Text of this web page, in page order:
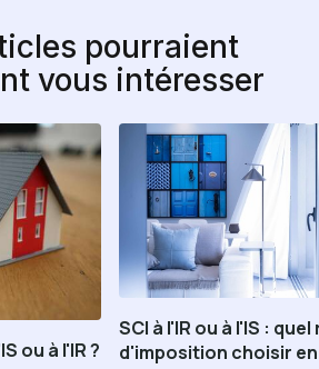
pourraient
vous intéresser
ou à l'IR ?
SCI à l'IR ou à l'IS :
d'imposition choisir en